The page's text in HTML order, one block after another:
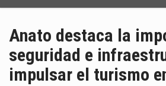
Anato destaca la
seguridad e
impulsar el turismo